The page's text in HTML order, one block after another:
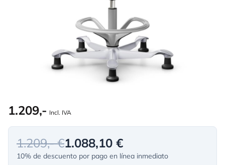
1.209,- Incl. IVA
1.209,- €1.088,10 €
10% de descuento por pago en línea inmediato